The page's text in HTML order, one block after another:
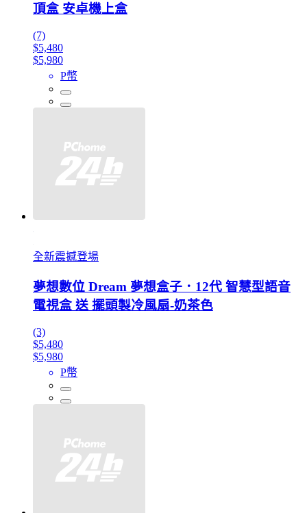
頂盒 安卓機上盒
(7)
$5,480
$5,980
P幣
全新震撼登場
夢想數位 Dream 夢想盒子．12代 智慧型語音
電視盒 送 擺頭製冷風扇-奶茶色
(3)
$5,480
$5,980
P幣